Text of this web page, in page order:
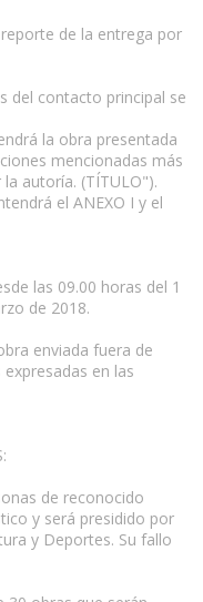
de la entrega por
del contacto principal se
la obra presentada
mencionadas más
autoría. (TÍTULO").
el ANEXO I y el
las 09.00 horas del 1
de 2018.
enviada fuera de
en las
de reconocido
y será presidido por
y Deportes. Su fallo